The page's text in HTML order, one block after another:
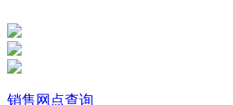
销售网点查询